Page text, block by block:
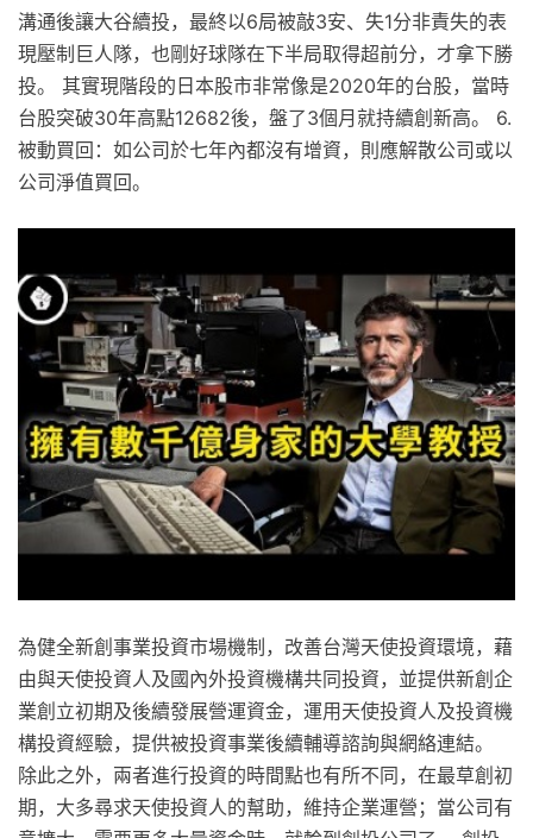
溝通後讓大谷續投，最終以6局被敲3安、失1分非責失的表
現壓制巨人隊，也剛好球隊在下半局取得超前分，才拿下勝
投。 其實現階段的日本股市非常像是2020年的台股，當時
台股突破30年高點12682後，盤了3個月就持續創新高。 6.
被動買回：如公司於七年內都沒有增資，則應解散公司或以
公司淨值買回。
為健全新創事業投資市場機制，改善台灣天使投資環境，藉
由與天使投資人及國內外投資機構共同投資，並提供新創企
業創立初期及後續發展營運資金，運用天使投資人及投資機
構投資經驗，提供被投資事業後續輔導諮詢與網絡連結。
除此之外，兩者進行投資的時間點也有所不同，在最草創初
期，大多尋求天使投資人的幫助，維持企業運營；當公司有